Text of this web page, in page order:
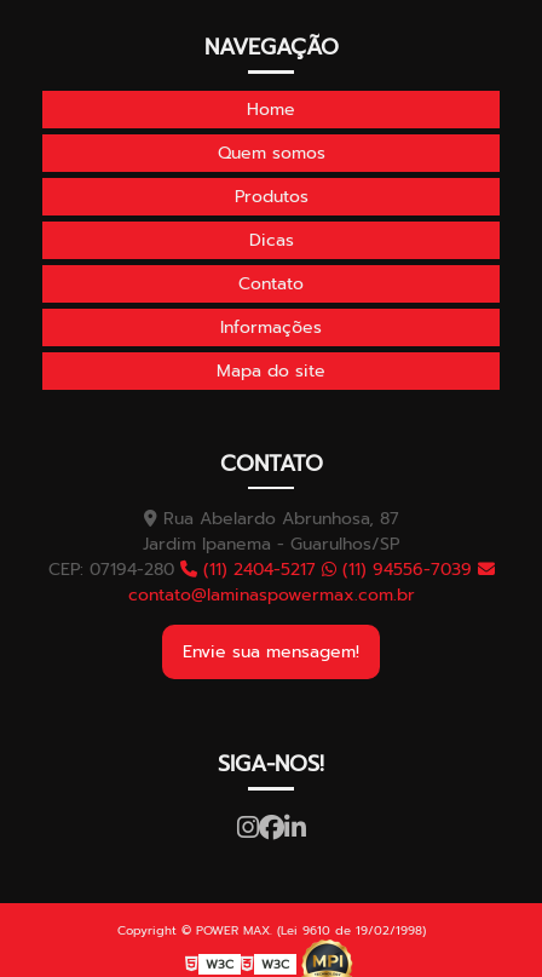
NAVEGAÇÃO
Home
Quem somos
Produtos
Dicas
Contato
Informações
Mapa do site
CONTATO
Rua Abelardo Abrunhosa, 87
Jardim Ipanema - Guarulhos/SP
CEP: 07194-280
(11) 2404-5217
(11) 94556-7039
contato@laminaspowermax.com.br
Envie sua mensagem!
SIGA-NOS!
Copyright © POWER MAX. (Lei 9610 de 19/02/1998)
W3C
W3C